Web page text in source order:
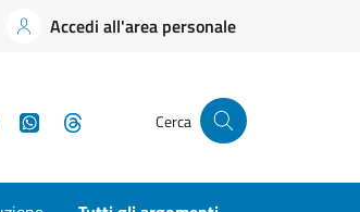
Accedi all'area personale
TelegramWhatsApp Cerca